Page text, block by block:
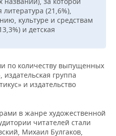
(21,6%),
культуре и средствам
и детская
по количеству выпущенных
группа
и издательство
в жанре художественной
читателей стали
Михаил Булгаков,